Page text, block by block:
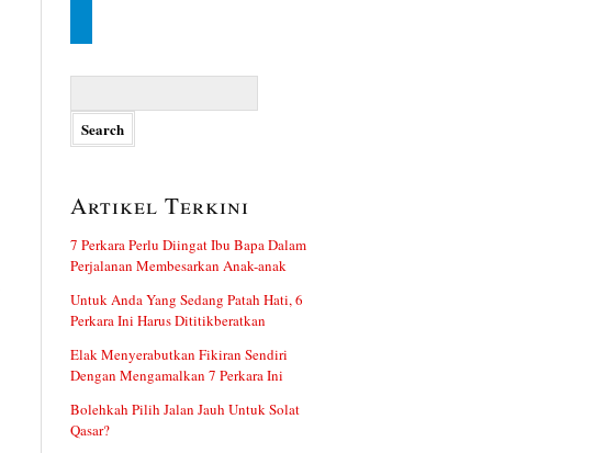
Artikel Terkini
7 Perkara Perlu Diingat Ibu Bapa Dalam
Perjalanan Membesarkan Anak-anak
Untuk Anda Yang Sedang Patah Hati, 6
Perkara Ini Harus Dititikberatkan
Elak Menyerabutkan Fikiran Sendiri
Dengan Mengamalkan 7 Perkara Ini
Bolehkah Pilih Jalan Jauh Untuk Solat
Qasar?